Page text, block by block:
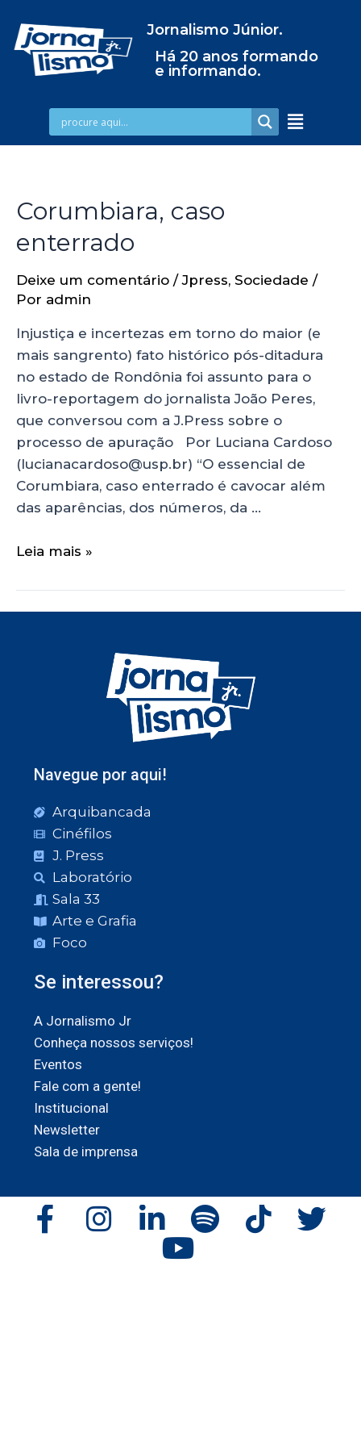
Jornalismo Júnior.
Há 20 anos formando
e informando.
Corumbiara, caso
enterrado
Deixe um comentário /Jpress, Sociedade /
Por admin
Injustiça e incertezas em torno do maior (e
mais sangrento) fato histórico pós-ditadura
no estado de Rondônia foi assunto para o
livro-reportagem do jornalista João Peres,
que conversou com a J.Press sobre o
processo de apuração Por Luciana Cardoso
(lucianacardoso@usp.br) “O essencial de
Corumbiara, caso enterrado é cavocar além
das aparências, dos números, da …
Leia mais »
Navegue por aqui!
Arquibancada
Cinéfilos
J. Press
Laboratório
Sala 33
Arte e Grafia
Foco
Se interessou?
A Jornalismo Jr
Conheça nossos serviços!
Eventos
Fale com a gente!
Institucional
Newsletter
Sala de imprensa